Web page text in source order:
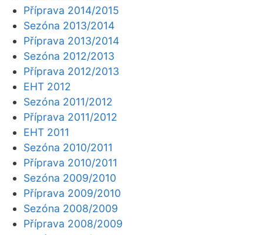
Příprava 2014/2015
Sezóna 2013/2014
Příprava 2013/2014
Sezóna 2012/2013
Příprava 2012/2013
EHT 2012
Sezóna 2011/2012
Příprava 2011/2012
EHT 2011
Sezóna 2010/2011
Příprava 2010/2011
Sezóna 2009/2010
Příprava 2009/2010
Sezóna 2008/2009
Příprava 2008/2009